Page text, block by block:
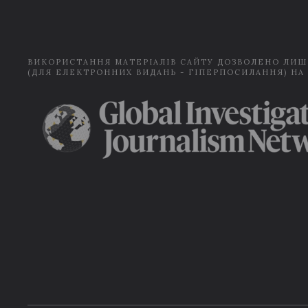
ВИКОРИСТАННЯ МАТЕРІАЛІВ САЙТУ ДОЗВОЛЕНО
(ДЛЯ ЕЛЕКТРОННИХ ВИДАНЬ - ГІПЕРПОСИЛАННЯ) НА